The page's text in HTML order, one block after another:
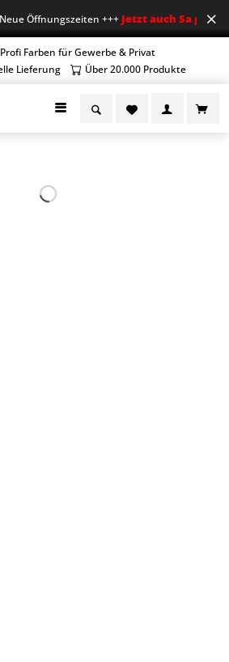
Öffnungszeiten +++Jetzt auch Sa
Profi Farben für Gewerbe & Privat
Lieferung
Über 20.000 Produkte